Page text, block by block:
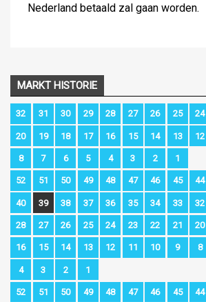
Nederland betaald zal gaan worden.
MARKT HISTORIE
32 31 30 29 28 27 26 25 24
20 19 18 17 16 15 14 13 12
8 7 6 5 4 3 2 1
52 51 50 49 48 47 46 45 44
40 39 38 37 36 35 34 33 32
28 27 26 25 24 23 22 21 20
16 15 14 13 12 11 10 9 8
4 3 2 1
52 51 50 49 48 47 46 45 44